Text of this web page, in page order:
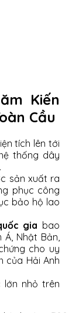
Kiến
Cầu
tích lên tới
thống dây
sản xuất ra
phục công
bảo hộ lao
gia bao
Nhật Bản,
cho uy
của Hải Anh
lớn nhỏ trên